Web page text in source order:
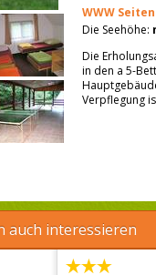
WWW Seiten
Die Seehöhe:
Die
in den a 5-
Verpflegung
auch interessieren